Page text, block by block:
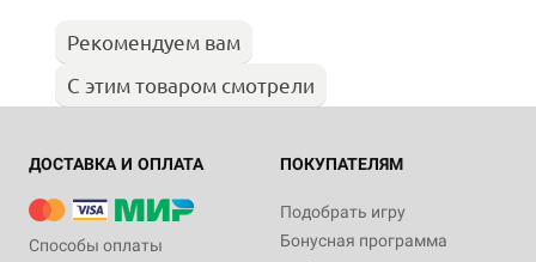
Рекомендуем вам
С этим товаром смотрели
ДОСТАВКА И ОПЛАТА
Способы оплаты
ПОКУПАТЕЛЯМ
Подобрать игру
Бонусная программа